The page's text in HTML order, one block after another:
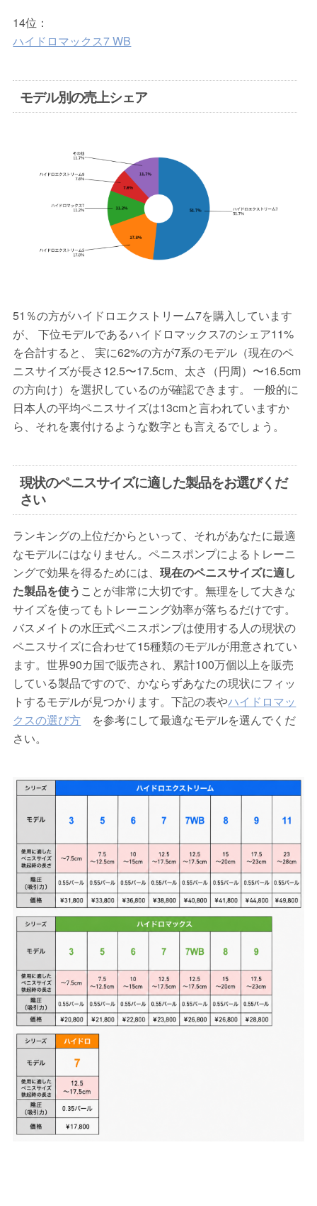
14位：
ハイドロマックス7 WB
モデル別の売上シェア
51％の方がハイドロエクストリーム7を購入しています
が、 下位モデルであるハイドロマックス7のシェア11%
を合計すると、 実に62%の方が7系のモデル（現在のペ
ニスサイズが長さ12.5〜17.5cm、太さ（円周）〜16.5cm
の方向け）を選択しているのが確認できます。 一般的に
日本人の平均ペニスサイズは13cmと言われていますか
ら、それを裏付けるような数字とも言えるでしょう。
現状のペニスサイズに適した製品をお選びくだ
さい
ランキングの上位だからといって、それがあなたに最適
なモデルにはなりません。ペニスポンプによるトレーニ
ングで効果を得るためには、現在のペニスサイズに適し
た製品を使う ことが非常に大切です。無理をして大きな
サイズを使ってもトレーニング効率が落ちるだけです。
バスメイトの水圧式ペニスポンプは使用する人の現状の
ペニスサイズに合わせて15種類のモデルが用意されてい
ます。世界90カ国で販売され、累計100万個以上を販売
している製品ですので、かならずあなたの現状にフィッ
トするモデルが見つかります。下記の表やハイドロマッ
クスの選び方 を参考にして最適なモデルを選んでくだ
さい。